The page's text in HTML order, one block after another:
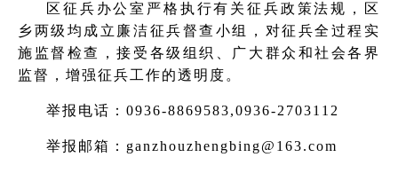
区征兵办公室严格执行有关征兵政策法规，区
乡两级均成立廉洁征兵督查小组，对征兵全过程实
施监督检查，接受各级组织、广大群众和社会各界
监督，增强征兵工作的透明度。
举报电话：0936-8869583,0936-2703112
举报邮箱：ganzhouzhengbing@163.com